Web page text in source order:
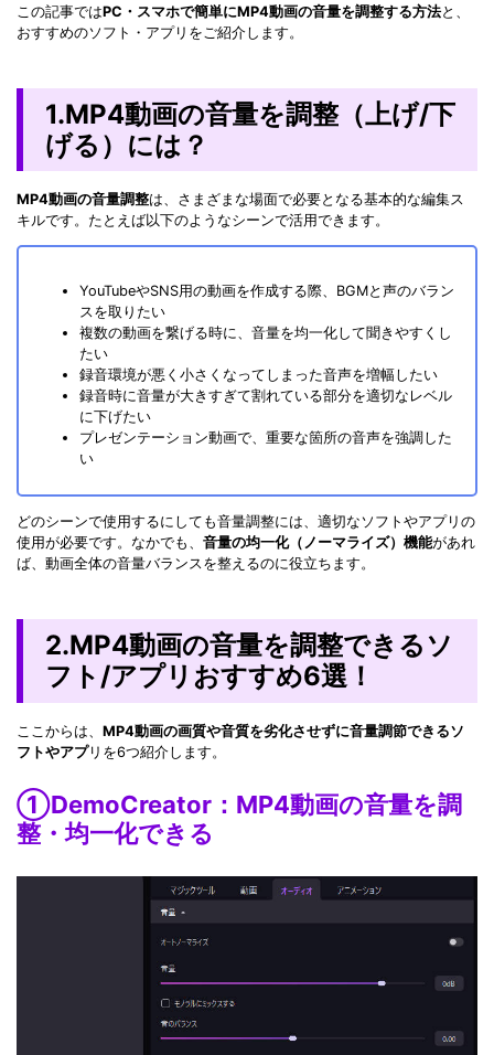
この記事ではPC・スマホで簡単にMP4動画の音量を調整する方法と、
おすすめのソフト・アプリをご紹介します。
1.MP4動画の音量を調整（上げ/下
げる）には？
MP4動画の音量調整は、さまざまな場面で必要となる基本的な編集ス
キルです。たとえば以下のようなシーンで活用できます。
YouTubeやSNS用の動画を作成する際、BGMと声のバラン
スを取りたい
複数の動画を繋げる時に、音量を均一化して聞きやすくし
たい
録音環境が悪く小さくなってしまった音声を増幅したい
録音時に音量が大きすぎて割れている部分を適切なレベル
に下げたい
プレゼンテーション動画で、重要な箇所の音声を強調した
い
どのシーンで使用するにしても音量調整には、適切なソフトやアプリの
使用が必要です。なかでも、 音量の均一化（ノーマライズ）機能があれ
ば、動画全体の音量バランスを整えるのに役立ちます。
2.MP4動画の音量を調整できるソ
フト/アプリおすすめ6選！
ここからは、 MP4動画の画質や音質を劣化させずに音量調節できるソ
フトやアプリを6つ紹介します。
①DemoCreator：MP4動画の音量を調
整・均一化できる